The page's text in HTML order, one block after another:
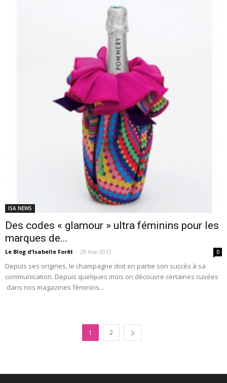
ISA NEWS
Des codes « glamour » ultra féminins pour les
marques de...
Le Blog d’Isabelle Forêt - 28 mai 2012 0
Depuis ses origines, le champagne doit en partie son succès à sa
communication. Depuis quelques mois on découvre certaines cuvées
dans nos magazines féminins...
1 2